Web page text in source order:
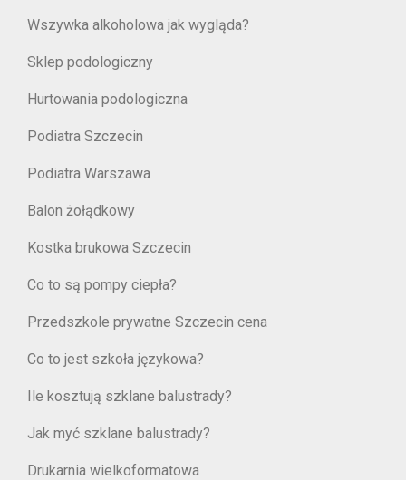
Wszywka alkoholowa jak wygląda?
Sklep podologiczny
Hurtowania podologiczna
Podiatra Szczecin
Podiatra Warszawa
Balon żołądkowy
Kostka brukowa Szczecin
Co to są pompy ciepła?
Przedszkole prywatne Szczecin cena
Co to jest szkoła językowa?
Ile kosztują szklane balustrady?
Jak myć szklane balustrady?
Drukarnia wielkoformatowa